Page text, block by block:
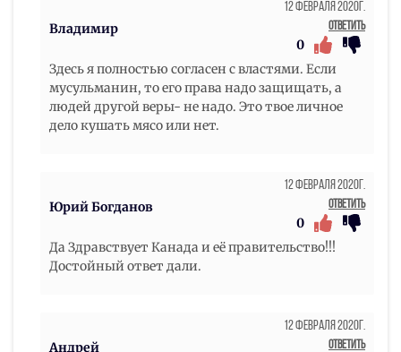
Владимир
12 Февраля 2020г.
Ответить
0
Здесь я полностью согласен с властями. Если
мусульманин, то его права надо защищать, а
людей другой веры- не надо. Это твое личное
дело кушать мясо или нет.
Юрий Богданов
12 Февраля 2020г.
Ответить
0
Да Здравствует Канада и её правительство!!!
Достойный ответ дали.
Андрей
12 Февраля 2020г.
Ответить